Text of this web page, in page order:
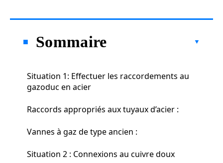
Sommaire
Situation 1: Effectuer les raccordements au
gazoduc en acier
Raccords appropriés aux tuyaux d’acier :
Vannes à gaz de type ancien :
Situation 2 : Connexions au cuivre doux